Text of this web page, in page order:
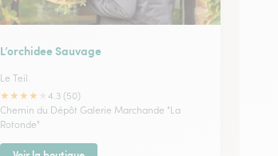
L’orchidee Sauvage
Le Teil
★★★★
4.3 (50)
Chemin du Dépôt Galerie Marchande "La
Rotonde"